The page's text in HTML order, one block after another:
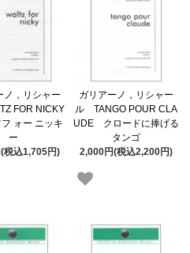
ノ，リシャー
FOR NICKY
ォー ニッキ
ー
税込1,705円)
ガリアーノ，リシャー
ル TANGO POUR CLA
UDE クロードに捧げる
タンゴ
2,000円(税込2,200円)